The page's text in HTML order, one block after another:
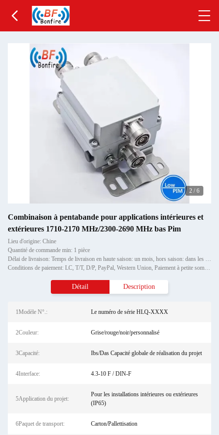
2 / 6
Combinaison à pentabande pour applications intérieures et
extérieures 1710-2170 MHz/2300-2690 MHz bas Pim
Lieu d'origine: Chine
Quantité de commande min: 1 pièce
Délai de livraison: Temps de livraison en haute saison: un mois, hors saison: dans les 15 jours ouvrables
Conditions de paiement: LC, T/T, D/P, PayPal, Western Union, Paiement à petite somme, Grammes d'argent
Détail Description
1Modèle N°.: Le numéro de série HLQ-XXXX
2Couleur: Grise/rouge/noir/personnalisé
3Capacité: Ibs/Das Capacité globale de réalisation du projet
4Interface: 4.3-10 F / DIN-F
5Application du projet:
Pour les installations intérieures ou extérieures
(IP65)
6Paquet de transport: Carton/Pallettisation